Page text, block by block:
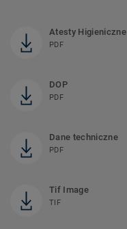
Atesty Higieniczne
PDF
DOP
PDF
Dane techniczne
PDF
Tif Image
TIF